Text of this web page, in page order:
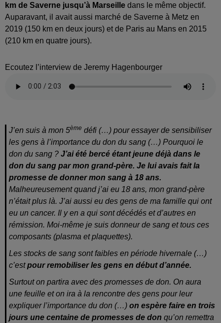
km de Saverne jusqu’à Marseille dans le même objectif.
Auparavant, il avait aussi marché de Saverne à Metz en
2019 (150 km en deux jours) et de Paris au Mans en 2015
(210 km en quatre jours).
Ecoutez l’interview de Jeremy Hagenbourger
J’en suis à mon 5ème défi (…) pour essayer de sensibiliser
les gens à l’importance du don du sang (…) Pourquoi le
don du sang ? J’ai été bercé étant jeune déjà dans le
don du sang par mon grand-père. Je lui avais fait la
promesse de donner mon sang à 18 ans.
Malheureusement quand j’ai eu 18 ans, mon grand-père
n’était plus là. J’ai aussi eu des gens de ma famille qui ont
eu un cancer. Il y en a qui sont décédés et d’autres en
rémission. Moi-même je suis donneur de sang et tous ces
composants (plasma et plaquettes).
Les stocks de sang sont faibles en période hivernale (…)
c’estpour remobiliser les gens en début d’année.
Surtout on partira avec des promesses de don. On aura
une feuille et on ira à la rencontre des gens pour leur
expliquer l’importance du don (…) on espère faire en trois
jours une centaine de promesses de don qu’on remettra